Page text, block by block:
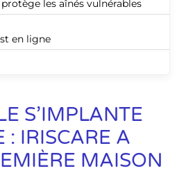
les aînés vulnérables
en ligne
S’IMPLANTE
: IRISCARE A
MAISON